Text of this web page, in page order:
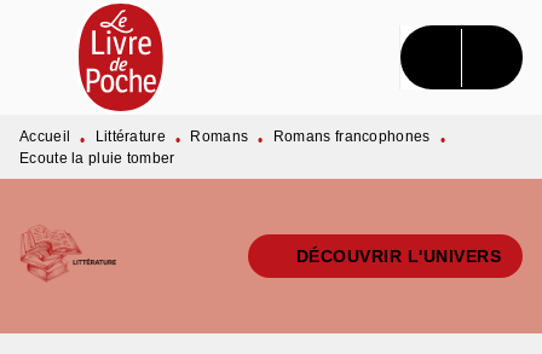
MENU RECHERCHE CONTENU
PIED DE PAGE
Accueil • Littérature • Romans • Romans francophones
•
Ecoute la pluie tomber
DÉCOUVRIR L'UNIVERS